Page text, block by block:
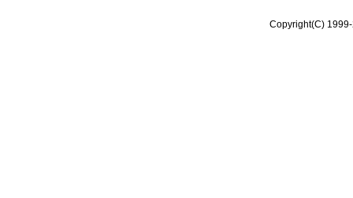
Copyright(C)